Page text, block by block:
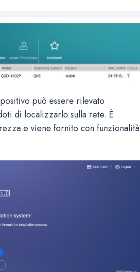
può essere rilevato
di localizzarlo sulla rete. È
e viene fornito con funzionalità